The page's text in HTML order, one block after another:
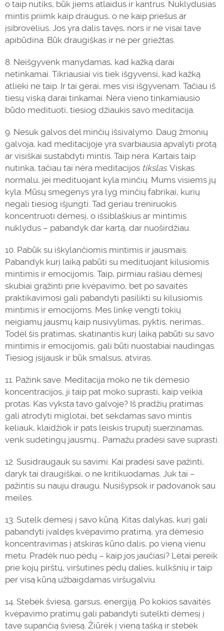
o taip nutiks, būk jiems atlaidus ir kantrus. Nuklydusias
mintis priimk kaip draugus, o ne kaip priešus ar
įsibrovėlius. Jos yra dalis tavęs, nors ir ne visai tave
apibūdina. Būk draugiškas ir ne per griežtas.
8. Neišgyvenk manydamas, kad kažką darai
netinkamai. Tikriausiai vis tiek išgyvensi, kad kažką
atlieki ne taip. Ir tai gerai, mes visi išgyvenam. Tačiau iš
tiesų viską darai tinkamai. Nėra vieno tinkamiausio
būdo medituoti, tiesiog džiaukis savo meditacija.
9. Nesuk galvos dėl minčių išsivalymo. Daug žmonių
galvoja, kad meditacijoje yra svarbiausia apvalyti protą
ar visiškai sustabdyti mintis. Taip nėra. Kartais taip
nutinka, tačiau tai nėra meditacijos tikslas. Viskas
normalu, jei medituojant kyla minčių. Mums visiems jų
kyla. Mūsų smegenys yra lyg minčių fabrikai, kurių
negali tiesiog išjungti. Tad geriau treniruokis
koncentruoti dėmesį, o išsiblaškius ar mintimis
nuklydus – pabandyk dar kartą, dar nuoširdžiau.
10. Pabūk su iškylančiomis mintimis ir jausmais.
Pabandyk kurį laiką pabūti su medituojant kilusiomis
mintimis ir emocijomis. Taip, pirmiau rašiau dėmesį
skubiai grąžinti prie kvėpavimo, bet po savaitės
praktikavimosi gali pabandyti pasilikti su kilusiomis
mintimis ir emocijoms. Mes linkę vengti tokių
neigiamų jausmų kaip nusivylimas, pyktis, nerimas…
Todėl šis pratimas, skatinantis kurį laiką pabūti su savo
mintimis ir emocijomis, gali būti nuostabiai naudingas.
Tiesiog įsijausk ir būk smalsus, atviras.
11. Pažink save. Meditacija moko ne tik dėmesio
koncentracijos, ji taip pat moko suprasti, kaip veikia
protas. Kas vyksta tavo galvoje? Iš pradžių pratimas
gali atrodyti miglotai, bet sekdamas savo mintis
keliauk, klaidžiok ir pats leiskis truputį suerzinamas,
venk sudėtingų jausmų… Pamažu pradėsi save suprasti.
12. Susidraugauk su savimi. Kai pradėsi save pažinti,
daryk tai draugiškai, o ne kritikuodamas. Juk tai –
pažintis su nauju draugu. Nusišypsok ir padovanok sau
meilės.
13. Sutelk dėmesį į savo kūną. Kitas dalykas, kurį gali
pabandyti įvaldęs kvėpavimo pratimą, yra dėmesio
koncentravimas į atskiras kūno dalis, po vieną vienu
metu. Pradėk nuo pėdų – kaip jos jaučiasi? Lėtai pereik
prie kojų pirštų, viršutinės pėdų dalies, kulkšnių ir taip
per visą kūną užbaigdamas viršugalviu.
14. Stebėk šviesą, garsus, energiją. Po kokios savaitės
kvėpavimo pratimų gali pabandyti sutelkti dėmesį į
tave supančią šviesą. Žiūrėk į vieną tašką ir stebėk